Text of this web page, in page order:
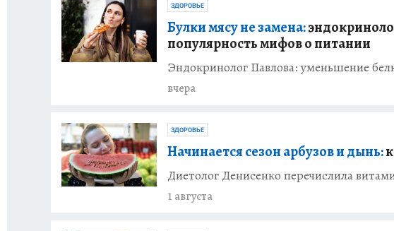
ЗДОРОВЬЕ
Булки мясу не замена:
популярность мифов о питании
Эндокринолог Павлова: уменьшение
вчера
ЗДОРОВЬЕ
Начинается сезон арбузов и дынь:
Диетолог Денисенко перечислила
1 августа